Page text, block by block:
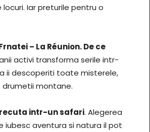
Iar preturile pentru o
– La Réunion. De ce
activi transforma serile intr-
ii descoperiti toate misterele,
montane.
intr-un safari. Alegerea
aventura si natura il pot